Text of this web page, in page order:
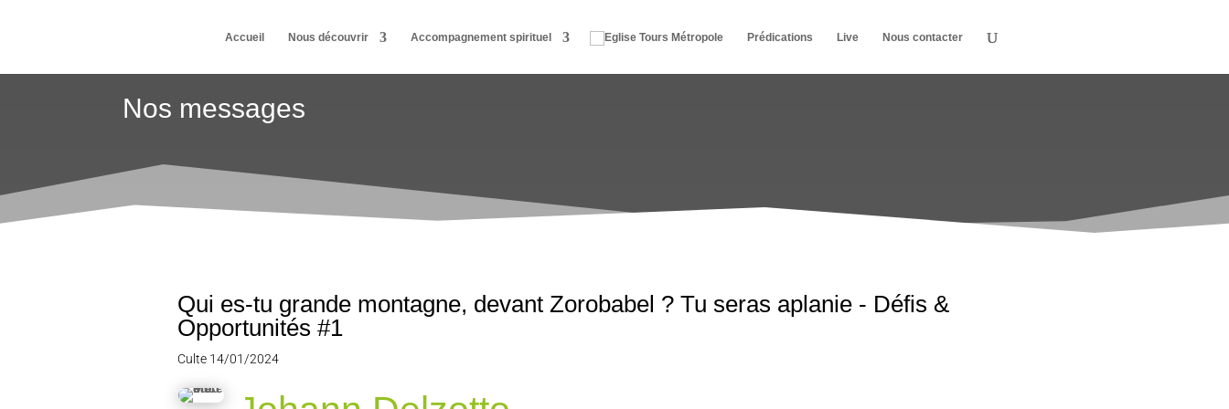
Accueil Nous découvrir Accompagnement spirituel Prédications Live Nous contacter
Nos messages
Qui es-tu grande montagne, devant Zorobabel ? Tu seras aplanie - Défis &
Opportunités #1
Culte 14/01/2024